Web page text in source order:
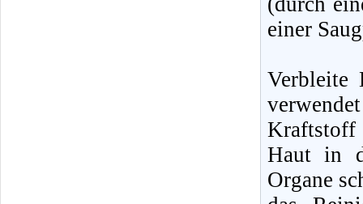
einer
Verbleite
Haut in
Organe